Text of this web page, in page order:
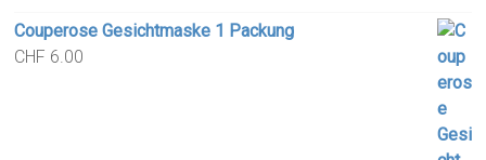
Couperose Gesichtmaske 1 Packung
CHF 6.00